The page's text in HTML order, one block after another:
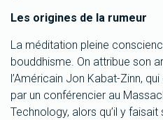
Les origines de la rumeur
La méditation pleine
bouddhisme. On attribue son
l’Américain Jon Kabat-Zinn,
par un conférencier au
Technology, alors qu’il y